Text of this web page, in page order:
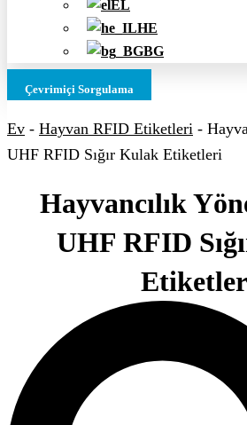
EL
HE
BG
Çevrimiçi Sorgulama
Ev - Hayvan RFID Etiketleri -
UHF RFID Sığır Kulak Etiketleri
Hayvancılık
UHF RFID